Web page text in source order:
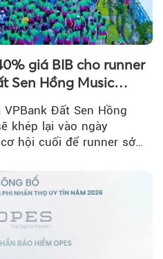
giá BIB cho runner
Sen Hồng Music
VPBank Đất Sen Hồng
khép lại vào ngày
hội cuối để runner sở